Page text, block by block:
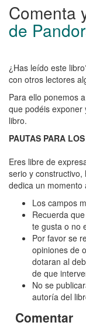
Comenta
y
valora
el
libro:
Caja
de
Pandora,
La
Comenta
de
¿Has leído este
con otros lectores
Para ello ponemos
que podéis exponer
libro.
PAUTAS PARA
Eres libre de
serio y
dedica un
Los campos
Recuerda
te gusta o no
Por favor se
opiniones de
dotaran al
de que
No se
autoría del
Comentar